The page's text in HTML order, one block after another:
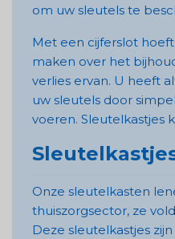
om uw sleutels te
Met een cijferslot
maken over het
verlies ervan. U heeft
uw sleutels door
voeren. Sleutelkastjes
Onze sleutelkasten
thuiszorgsector, ze
Deze sleutelkastjes